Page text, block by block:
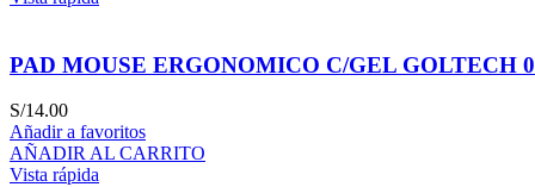
PAD MOUSE ERGONOMICO C/GEL GOLTECH
S/14.00
Añadir a favoritos
AÑADIR AL CARRITO
Vista rápida